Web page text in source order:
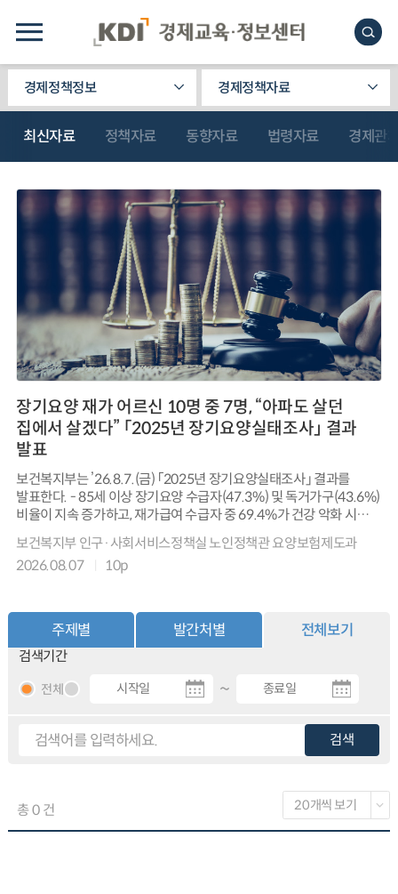
경제정책정보 경제정책자료
최신자료 정책자료 동향자료 법령자료 경제관
장기요양 재가 어르신 10명 중 7명, “아파도 살던
집에서 살겠다” 「2025년 장기요양실태조사」 결과
발표
보건복지부는 ’26.8.7.(금) 「2025년 장기요양실태조사」 결과를
발표한다. - 85세 이상 장기요양 수급자(47.3%) 및 독거가구(43.6%)
비율이 지속 증가하고, 재가급여 수급자 중 69.4%가 건강 악화 시에도
현재 집에 거주하기를 희망하는 등 지역사회 거주 욕구 확대 경향
나타남. - 수급자 가족의 84.6%가 장기요양보험 제도에 만족하고,
신체적·정서적 부양부담 등 각종 부담이 장기요양서비스로
처우개선 요구가 가장 많았음. - 장기요양기관은 재가급여 기관
중심으로 구조가 확대되는 가운데 이용자 모집, 기관 평가, 인력채용
등에서 운영상 애로가 큰 것으로 나타남. - 보건복지부는 초고령·독거
서비스 강화, 가족 돌봄 부담 완화, 요양요원 처우개선 등 제도 개선을
보건복지부 인구·사회서비스정책실 노인정책관 요양보험제도과
2026.08.07
10p
주제별 발간처별 전체보기
검색기간
전체 ~
검색
총 0 건